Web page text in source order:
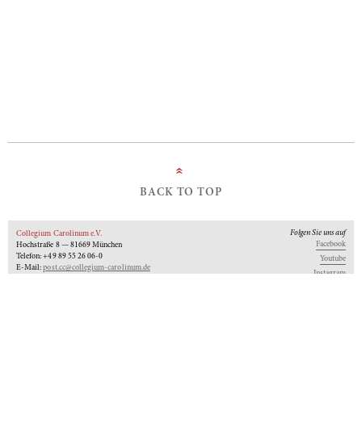
»
BACK TO TOP
Collegium Carolinum e.V.
Hochstraße 8 — 81669 München
Telefon: +49 89 55 26 06-0
E-Mail:post.cc@collegium-carolinum.de
Folgen Sie uns auf
Facebook
Youtube
Instagram